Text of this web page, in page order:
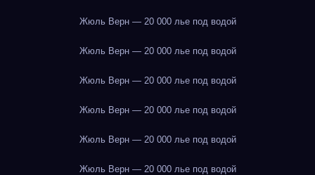
Жюль Верн — 20 000 лье под водой
Жюль Верн — 20 000 лье под водой
Жюль Верн — 20 000 лье под водой
Жюль Верн — 20 000 лье под водой
Жюль Верн — 20 000 лье под водой
Жюль Верн — 20 000 лье под водой